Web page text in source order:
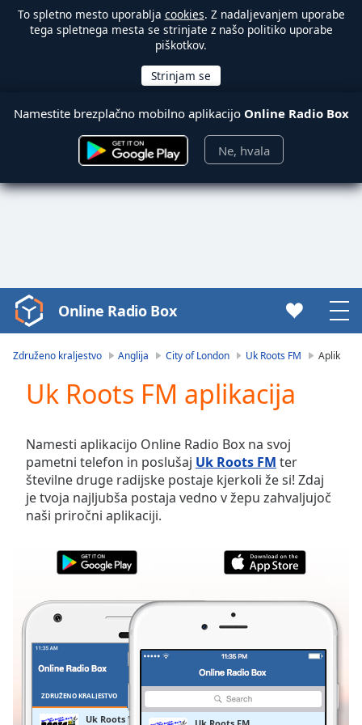
To spletno mesto uporablja cookies. Z nadaljevanjem uporabe
tega spletnega mesta se strinjate z našo politiko uporabe
piškotkov.
Namestite brezplačno mobilno aplikacijo Online Radio Box
Ne, hvala
Video
Player
Video
Skip
Backward
Skip
Forward
Current
Duration-:-
0.00%
Stream
TypeLIVE
Seek to
behind
LIVE
Online Radio Box
Združeno kraljestvo Anglija City of London Uk Roots FM Aplik
Uk Roots FM aplikacija
Namesti aplikacijo Online Radio Box na svoj
pametni telefon in poslušaj Uk Roots FM ter
številne druge radijske postaje kjerkoli že si! Zdaj
je tvoja najljubša postaja vedno v žepu zahvaljujoč
naši priročni aplikaciji.
ZDRUŽENO KRALJESTVO
Uk Roots FM